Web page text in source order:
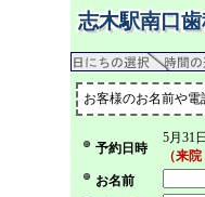
志木駅南口
お客様のお名前や電
予約日時
5月31
（来
お名前